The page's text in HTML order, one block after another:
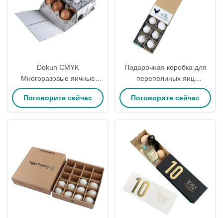
Dekun CMYK
Многоразовые яичные
коробки для пасхальных
яиц
Поговорите сейчас
Подарочная коробка для
перепелиных яиц
нестандартного размера,
изготовленная на заказ,
из картона
Поговорите сейчас